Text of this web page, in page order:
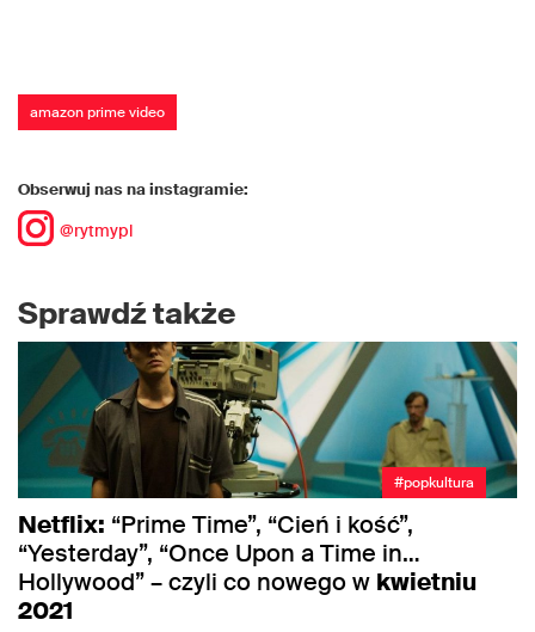
amazon prime video
Obserwuj nas na instagramie:
@rytmypl
Sprawdź także
#popkultura
Netflix: “Prime Time”, “Cień i kość”,
“Yesterday”, “Once Upon a Time in…
Hollywood” – czyli co nowego w kwietniu
2021